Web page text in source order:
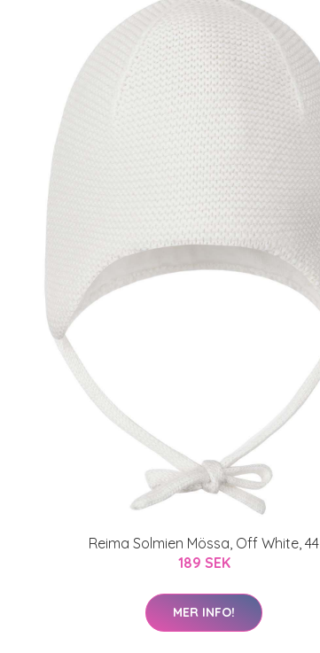
Reima Solmien Mössa, Off White, 44
189 SEK
MER INFO!